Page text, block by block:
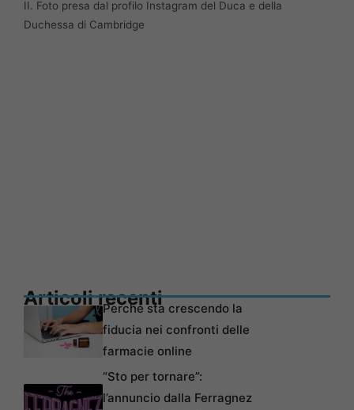
II. Foto presa dal profilo Instagram del Duca e della
Duchessa di Cambridge
Articoli recentiPerché sta crescendo la
fiducia nei confronti delle
farmacie online
“Sto per tornare”:
l’annuncio dalla Ferragnez